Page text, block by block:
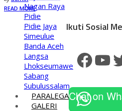
Nagan Raya
Pidie
Pidie Jaya
Simeulue
Banda Aceh
Langsa
Lhokseumawe
Sabang
Subulussalam
PARALEGAL
GALERI
by
READ MORE
Ikuti Sosial
Chat on